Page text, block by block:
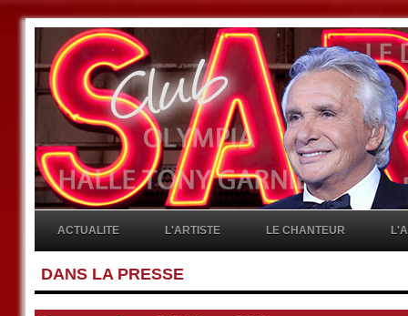
ACTUALITE L'ARTISTE LE CHANTEUR
DANS LA PRESSE